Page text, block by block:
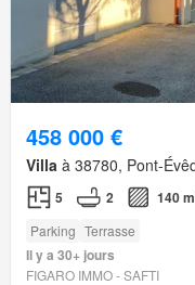
458 000 €
Villa à 38780, Pont-
5 2 140
Parking Terrasse
Il y a 30+ jours
FIGARO IMMO - SAFTI